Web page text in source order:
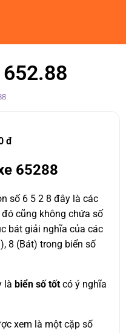
đ
65288
số 6 5 2 8 đây là các
cũng không chứa số
bát giải nghĩa của các
8 (Bát) trong biển số
là biển số tốt có ý nghĩa
xem là một cặp số